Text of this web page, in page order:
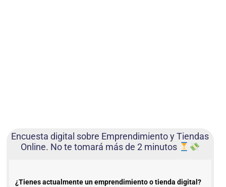
Encuesta digital sobre Emprendimiento y Tiendas
Online. No te tomará más de 2 minutos
¿Tienes actualmente un emprendimiento o tienda digital?